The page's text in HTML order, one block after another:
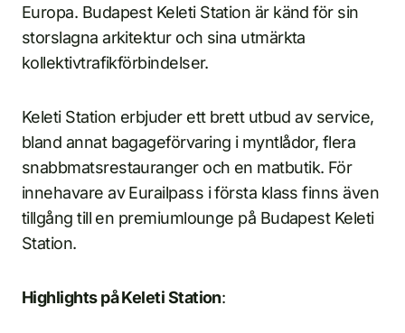
Europa. Budapest Keleti Station är känd för sin
storslagna arkitektur och sina utmärkta
kollektivtrafikförbindelser.
Keleti Station erbjuder ett brett utbud av service,
bland annat bagageförvaring i myntlådor, flera
snabbmatsrestauranger och en matbutik. För
innehavare av Eurailpass i första klass finns även
tillgång till en premiumlounge på Budapest Keleti
Station.
Highlights på Keleti Station: